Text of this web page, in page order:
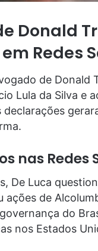
Donald
Redes
de Donald
Lula da Silva e
declarações
nas Redes
De Luca
ações de
do
nos Estados